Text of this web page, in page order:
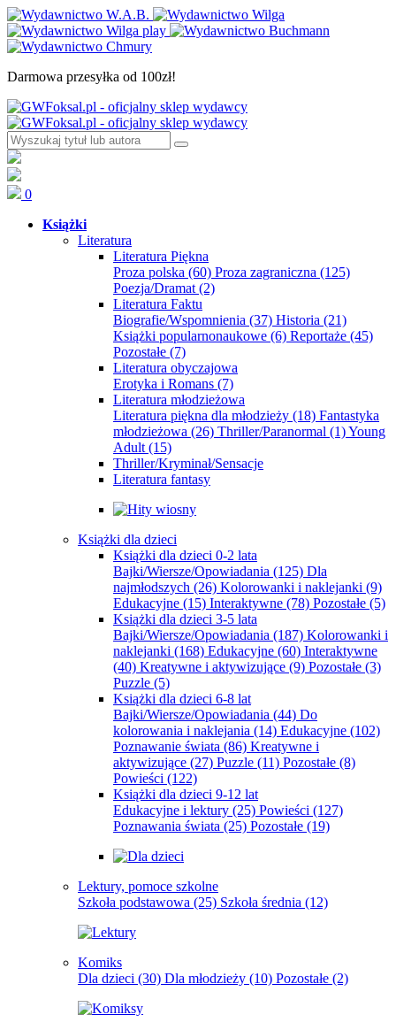
Darmowa przesyłka od 100zł!
0
Książki
Literatura
Literatura Piękna
Proza polska (60) Proza zagraniczna (125)
Poezja/Dramat (2)
Literatura Faktu
Biografie/Wspomnienia (37) Historia (21)
Książki popularnonaukowe (6) Reportaże (45)
Pozostałe (7)
Literatura obyczajowa
Erotyka i Romans (7)
Literatura młodzieżowa
Literatura piękna dla młodzieży (18) Fantastyka
młodzieżowa (26) Thriller/Paranormal (1)Young
Adult (15)
Thriller/Kryminał/Sensacje
Literatura fantasy
Książki dla dzieci
Książki dla dzieci 0-2 lata
Bajki/Wiersze/Opowiadania (125) Dla
najmłodszych (26) Kolorowanki i naklejanki (9)
Edukacyjne (15) Interaktywne (78) Pozostałe (5)
Książki dla dzieci 3-5 lata
Bajki/Wiersze/Opowiadania (187) Kolorowanki i
naklejanki (168) Edukacyjne (60) Interaktywne
(40) Kreatywne i aktywizujące (9) Pozostałe (3)
Puzzle (5)
Książki dla dzieci 6-8 lat
Bajki/Wiersze/Opowiadania (44) Do
kolorowania i naklejania (14) Edukacyjne (102)
Poznawanie świata (86) Kreatywne i
aktywizujące (27) Puzzle (11) Pozostałe (8)
Powieści (122)
Książki dla dzieci 9-12 lat
Edukacyjne i lektury (25) Powieści (127)
Poznawania świata (25) Pozostałe (19)
Lektury, pomoce szkolne
Szkoła podstawowa (25) Szkoła średnia (12)
Komiks
Dla dzieci (30) Dla młodzieży (10) Pozostałe (2)